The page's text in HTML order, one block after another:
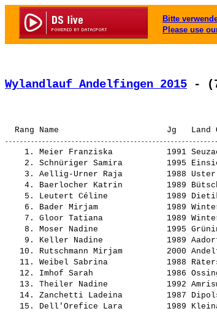
Bitte
Please use
Wylandlauf Andelfingen 2015 -
    1.
Meier Franziska
1991
    2.
Schnüriger Samira
1995
    3.
Aellig-Urner Raja
1988
    4.
Baerlocher Katrin
1989
    5.
Leutert Céline
1989
    6.
Bader Mirjam
1989
    7.
Gloor Tatiana
1989
    8.
Moser Nadine
1995
    9.
Keller Nadine
1989
   10.
Rutschmann Mirjam
2000
   11.
Weibel Sabrina
1988
   12.
Imhof Sarah
1986
   13.
Theiler Nadine
1992
   14.
Zanchetti Ladeina
1987
   15.
Dell'Orefice Lara